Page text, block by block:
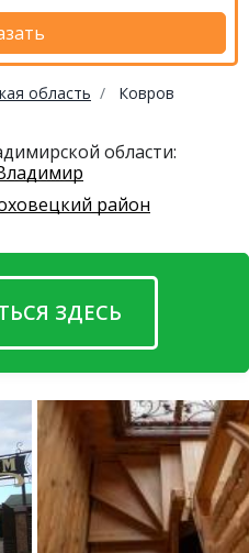
область Ковров
области:
район
ЗДЕСЬ
район
район